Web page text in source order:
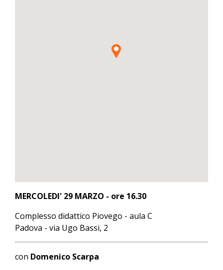
MERCOLEDI' 29 MARZO - ore 16.30
Complesso didattico Piovego - aula C
Padova - via Ugo Bassi, 2
con Domenico Scarpa